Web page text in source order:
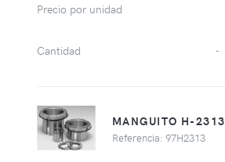
Precio por unidad
Cantidad -
MANGUITO H-2313
Referencia: 97H2313